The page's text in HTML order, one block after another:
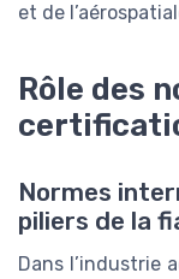
et de
Rôle des
Normes
piliers de la
Dans l’industrie